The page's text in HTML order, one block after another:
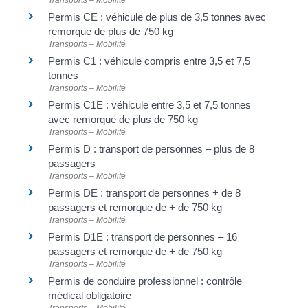
Permis CE : véhicule de plus de 3,5 tonnes avec
remorque de plus de 750 kg
Transports – Mobilité
Permis C1 : véhicule compris entre 3,5 et 7,5
tonnes
Transports – Mobilité
Permis C1E : véhicule entre 3,5 et 7,5 tonnes
avec remorque de plus de 750 kg
Transports – Mobilité
Permis D : transport de personnes – plus de 8
passagers
Transports – Mobilité
Permis DE : transport de personnes + de 8
passagers et remorque de + de 750 kg
Transports – Mobilité
Permis D1E : transport de personnes – 16
passagers et remorque de + de 750 kg
Transports – Mobilité
Permis de conduire professionnel : contrôle
médical obligatoire